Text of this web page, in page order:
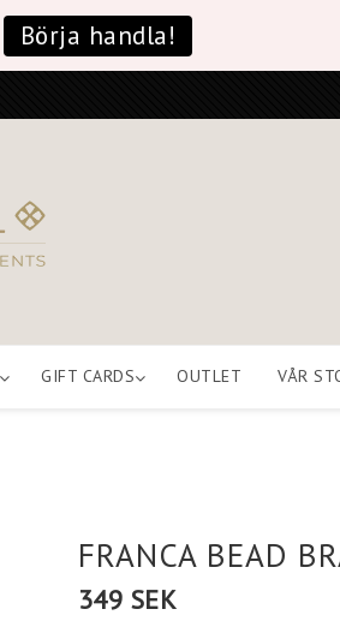
Börja handla!
GIFT CARDS OUTLET VÅR
FRANCA BEAD
349 SEK